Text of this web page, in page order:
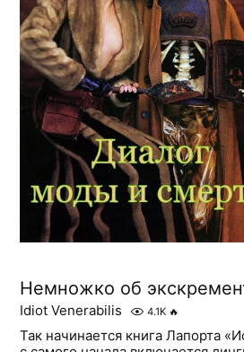
Немножко об
Idiot Venerabilis 4.1K 🔥
Так начинается книга Лапорта